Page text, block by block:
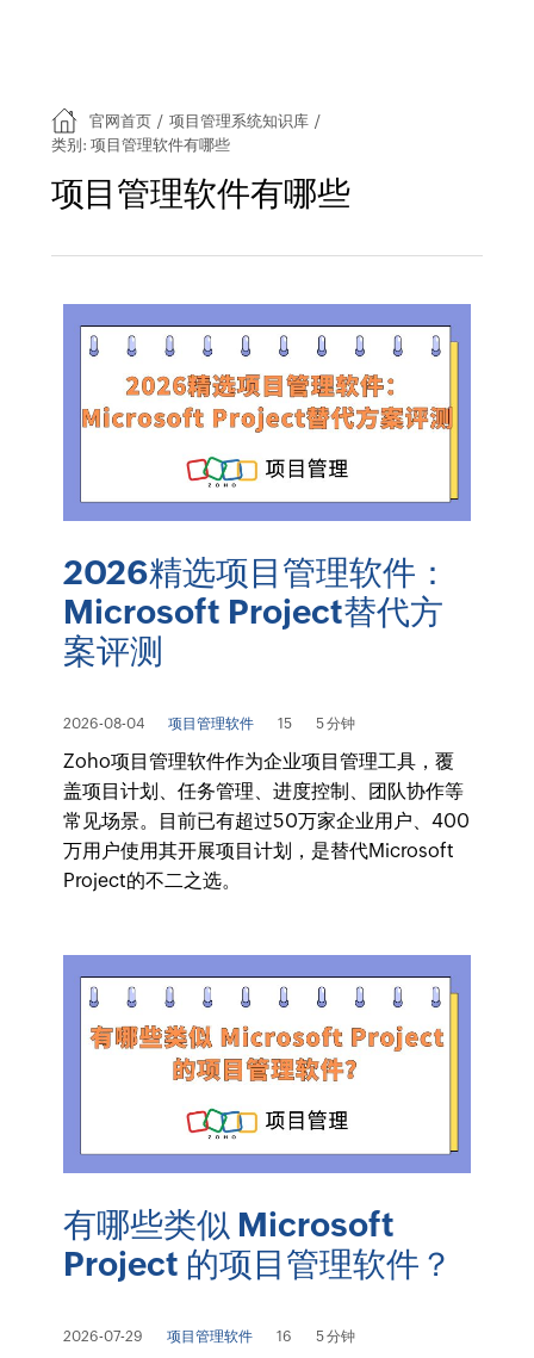
官网首页 / 项目管理系统知识库 /
类别: 项目管理软件有哪些
项目管理软件有哪些
2026精选项目管理软件：
Microsoft Project替代方
案评测
2026-08-04 项目管理软件 15 5 分钟
Zoho项目管理软件作为企业项目管理工具，覆
盖项目计划、任务管理、进度控制、团队协作等
常见场景。目前已有超过50万家企业用户、400
万用户使用其开展项目计划，是替代Microsoft
Project的不二之选。
有哪些类似 Microsoft
Project 的项目管理软件？
2026-07-29 项目管理软件 16 5 分钟